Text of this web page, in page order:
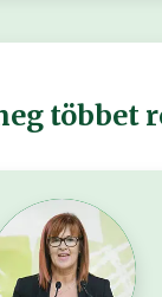
többet